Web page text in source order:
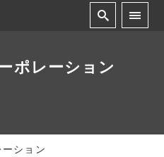
ポレーション
ション